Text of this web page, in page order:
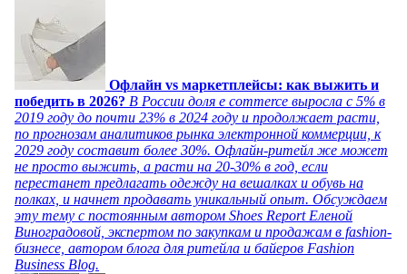
Офлайн vs маркетплейсы: как выжить и
победить в 2026? В России доля e commerce выросла с 5% в
2019 году до почти 23% в 2024 году и продолжает расти,
по прогнозам аналитиков рынка электронной коммерции, к
2029 году составит более 30%. Офлайн-ритейл же может
не просто выжить, а расти на 20-30% в год, если
перестанет предлагать одежду на вешалках и обувь на
полках, и начнет продавать уникальный опыт. Обсуждаем
эту тему с постоянным автором Shoes Report Еленой
Виноградовой, экспертом по закупкам и продажам в fashion-
бизнесе, автором блога для ритейла и байеров Fashion
Business Blog.